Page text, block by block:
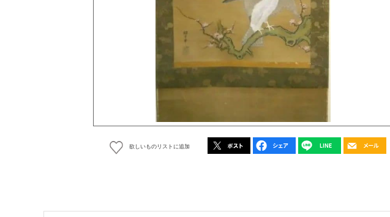
欲しいものリストに追加